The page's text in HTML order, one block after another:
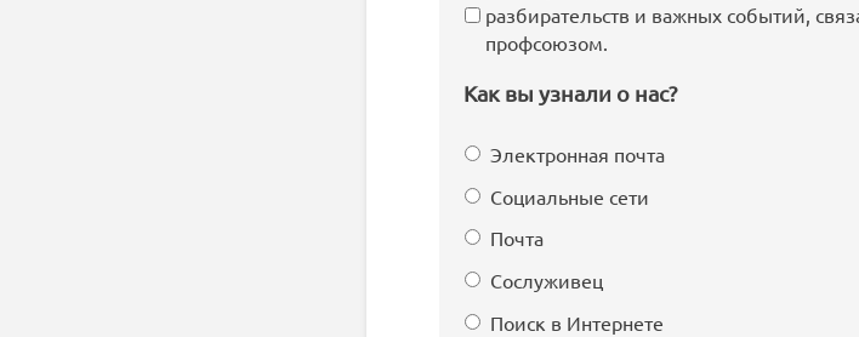
разбирательств и важных событий,
профсоюзом.
Как вы узнали о нас?
Электронная почта
Социальные сети
Почта
Сослуживец
Поиск в Интернете